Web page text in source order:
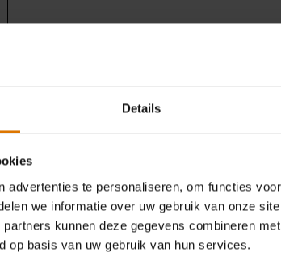
Details
advertenties te personaliseren, om functies
we informatie over uw gebruik van onze
kunnen deze gegevens combineren
op basis van uw gebruik van hun services.
Wat heb je nodig?